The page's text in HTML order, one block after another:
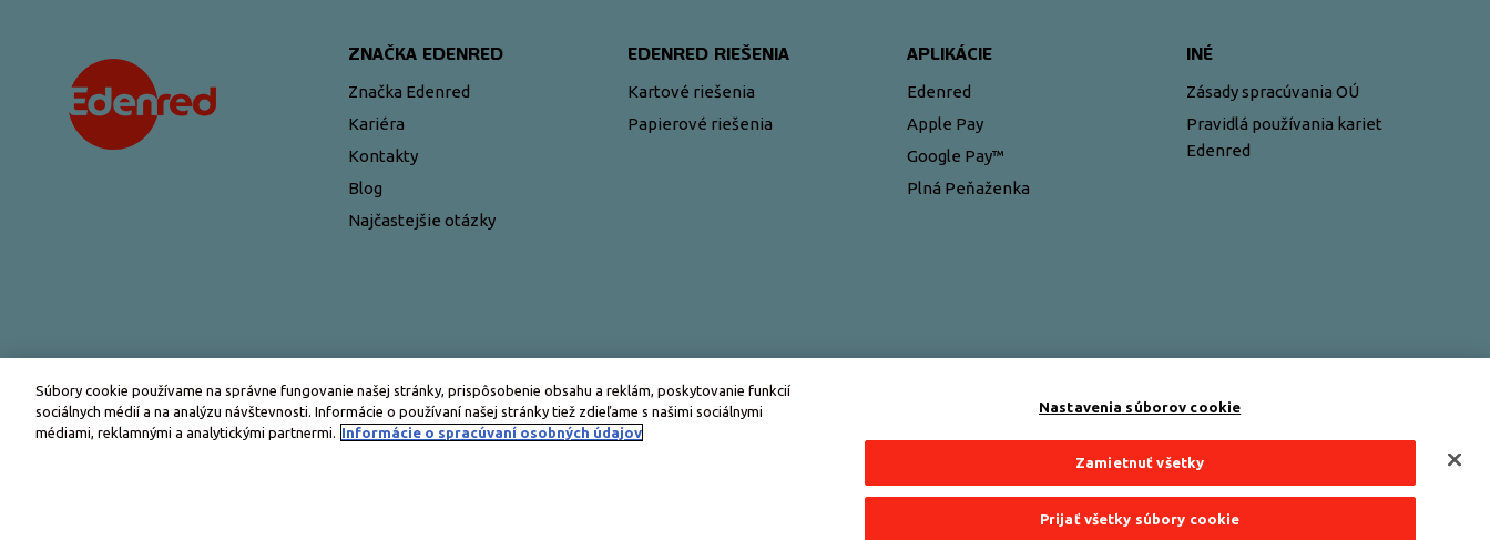
ZNAČKA EDENRED
Značka Edenred
Kariéra
Kontakty
Blog
Najčastejšie otázky
EDENRED RIEŠENIA
Kartové riešenia
Papierové riešenia
APLIKÁCIE
Edenred
Apple Pay
Google Pay™
Plná Peňaženka
INÉ
Zásady spracúvania OÚ
Pravidlá používania kariet
Edenred
Súbory cookie používame na správne fungovanie našej stránky, prispôsobenie obsahu a reklám, poskytovanie funkcií
sociálnych médií a na analýzu návštevnosti. Informácie o používaní našej stránky tiež zdieľame s našimi sociálnymi
médiami, reklamnými a analytickými partnermi. Informácie o spracúvaní osobných údajov
Nastavenia súborov cookie
Zamietnuť všetky
Prijať všetky súbory cookie